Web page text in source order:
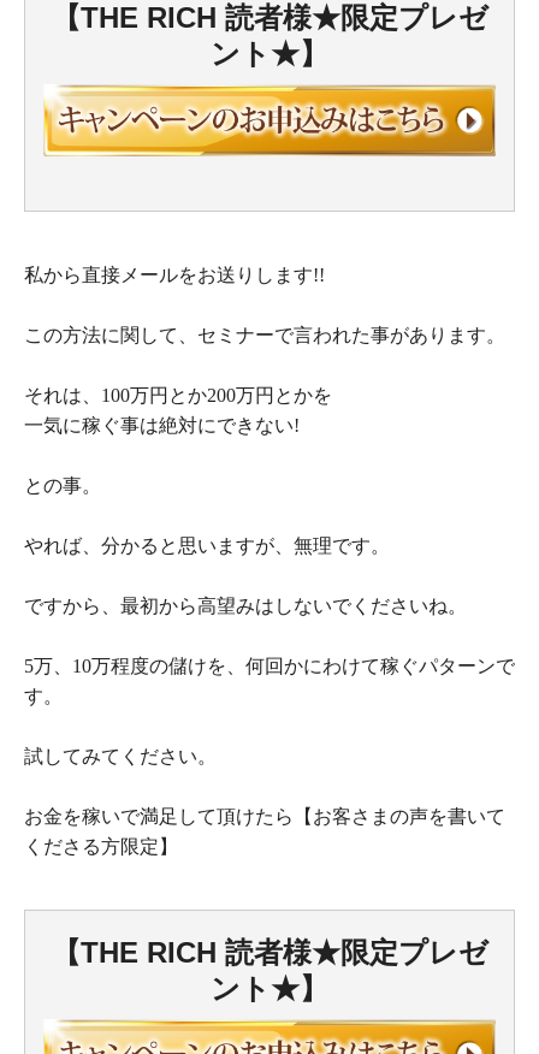
【THE RICH 読者様★限定プレゼ
ント★】
私から直接メールをお送りします!!
この方法に関して、セミナーで言われた事があります。
それは、100万円とか200万円とかを
一気に稼ぐ事は絶対にできない!
との事。
やれば、分かると思いますが、無理です。
ですから、最初から高望みはしないでくださいね。
5万、10万程度の儲けを、何回かにわけて稼ぐパターンで
す。
試してみてください。
お金を稼いで満足して頂けたら【お客さまの声を書いて
くださる方限定】
【THE RICH 読者様★限定プレゼ
ント★】